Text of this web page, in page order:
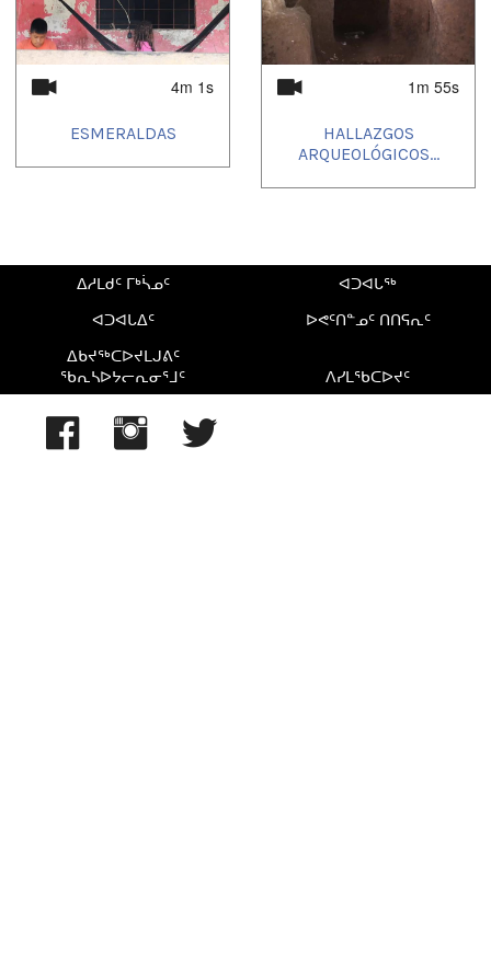
4m 1s
ESMERALDAS
1m 55s
HALLAZGOS
ARQUEOLÓGICOS...
ᐃᓱᒪᑯᑦ ᒥᒃᓵᓄᑦ
ᐊᑐᐊᒐᖅ
ᐊᑐᐊᒐᐃᑦ
ᐅᕙᑦᑎᓐᓄᑦ ᑎᑎᕋᕆᑦ
ᐃᑲᔪᖅᑕᐅᔪᒪᒍᕕᑦ
ᖃᕆᓴᐅᔭᓕᕆᓂᕐᒧᑦ
ᐱᓯᒪᖃᑕᐅᔪᑦ